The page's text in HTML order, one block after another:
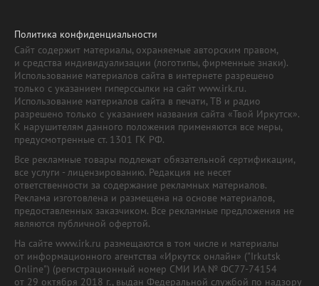
Политика конфиденциальности
Сайт содержит материалы, охраняемые авторским правом,
и средства индивидуализации (логотипы, фирменные знаки).
Использование материалов сайта в интернете разрешено
только с указанием гиперссылки на сайт www.irk.ru.
Использование материалов сайта в печати, ТВ и радио
разрешено только с указанием названия сайта «Твой Иркутск».
К нарушителям данного положения применяются все меры,
предусмотренные ст. 1301 ГК РФ.
Все рекламные товары подлежат обязательной сертификации,
все услуги - лицензированию. Редакция не несет
ответственности за содержание рекламных материалов.
Реклама изготовлена и размещена на основе материалов,
предоставленных заказчиком. Все рекламные предложения не
являются публичной офертой.
На сайте www.irk.ru размещаются в том числе и материалы
от информационного агентства «Иркутск онлайн» ("Irkutsk
Online") (регистрационный номер СМИ ИА № ФС77-74154
от 29 октября 2018 г., выдан Федеральной службой по надзору